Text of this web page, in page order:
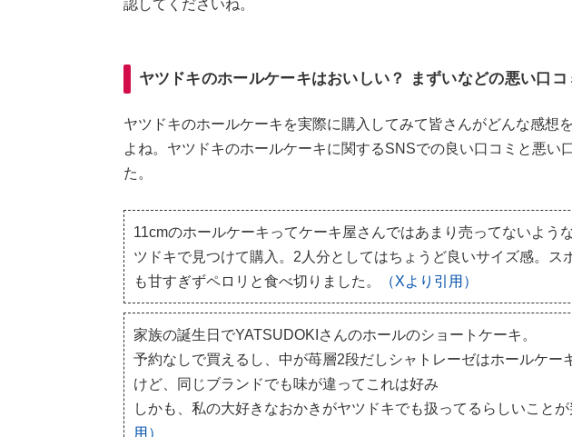
認してくださいね。
ヤツドキのホールケーキはおいしい？ まずいなどの悪い口コ
ヤツドキのホールケーキを実際に購入してみて皆さんがどんな感想
よね。ヤツドキのホールケーキに関するSNSでの良い口コミと悪い
た。
11cmのホールケーキってケーキ屋さんではあまり売ってないよう
ツドキで見つけて購入。2人分としてはちょうど良いサイズ感。ス
も甘すぎずペロリと食べ切りました。
（Xより引用）
家族の誕生日でYATSUDOKIさんのホールのショートケーキ。
予約なしで買えるし、中が苺層2段だしシャトレーゼはホールケー
けど、同じブランドでも味が違ってこれは好み
しかも、私の大好きなおかきがヤツドキでも扱ってるらしいこと
用）